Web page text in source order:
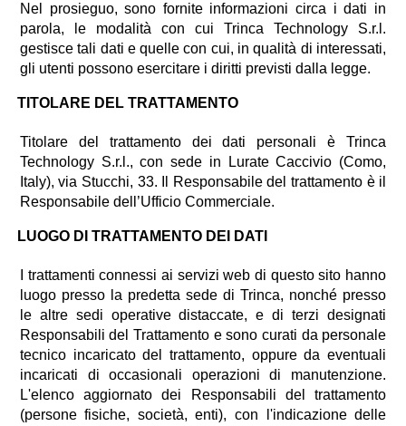
Nel prosieguo, sono fornite informazioni circa i dati in
parola, le modalità con cui Trinca Technology S.r.l.
gestisce tali dati e quelle con cui, in qualità di interessati,
gli utenti possono esercitare i diritti previsti dalla legge.
TITOLARE DEL TRATTAMENTO
Titolare del trattamento dei dati personali è Trinca
Technology S.r.l., con sede in Lurate Caccivio (Como,
Italy), via Stucchi, 33. Il Responsabile del trattamento è il
Responsabile dell’Ufficio Commerciale.
LUOGO DI TRATTAMENTO DEI DATI
I trattamenti connessi ai servizi web di questo sito hanno
luogo presso la predetta sede di Trinca, nonché presso
le altre sedi operative distaccate, e di terzi designati
Responsabili del Trattamento e sono curati da personale
tecnico incaricato del trattamento, oppure da eventuali
incaricati di occasionali operazioni di manutenzione.
L'elenco aggiornato dei Responsabili del trattamento
(persone fisiche, società, enti), con l'indicazione delle